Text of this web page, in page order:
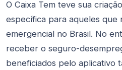
O Caixa Tem teve sua
específica para aqueles que
emergencial no Brasil. No
receber o seguro-
beneficiados pelo aplicativo